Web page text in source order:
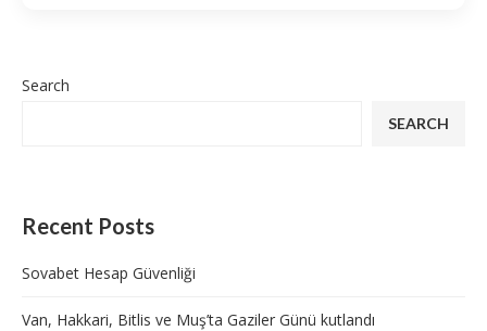
Search
SEARCH
Recent Posts
Sovabet Hesap Güvenliği
Van, Hakkari, Bitlis ve Muş’ta Gaziler Günü kutlandı